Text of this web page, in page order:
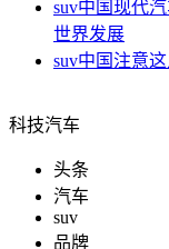
suv中国现代
世界发展
suv中国注意
科技汽车
头条
汽车
suv
品牌